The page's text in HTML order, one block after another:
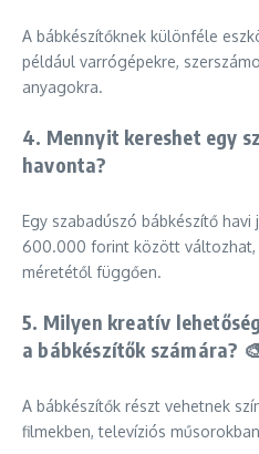
A bábkészítőknek különféle
például varrógépekre,
anyagokra.
4. Mennyit kereshet egy
havonta?
Egy szabadúszó bábkészítő
600.000 forint között változhat,
méretétől függően.
5. Milyen kreatív
a bábkészítők számára?
A bábkészítők részt vehetnek
filmekben, televíziós